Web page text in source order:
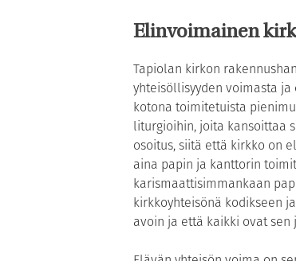
Elinvoimainen
Tapiolan kirkon
yhteisöllisyyden voimasta
kotona toimitetuista
liturgioihin, joita kansoittaa
osoitus, siitä että kirkko on
aina papin ja kanttorin
karismaattisimmankaan
kirkkoyhteisönä kodikseen
avoin ja että kaikki ovat